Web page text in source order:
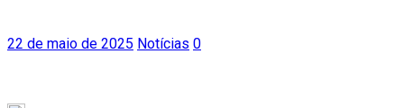
22 de maio de 2025 Notícias 0